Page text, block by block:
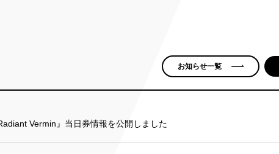
お知らせ一覧
Vermin』当日券情報を公開しました